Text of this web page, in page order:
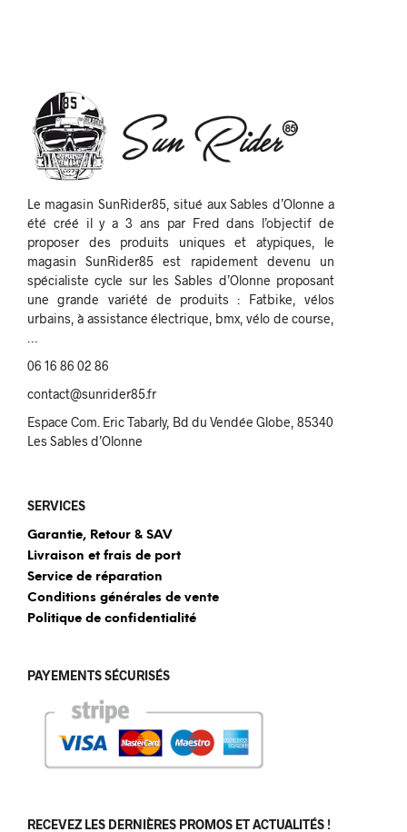
Le magasin SunRider85, situé aux Sables d’Olonne a
été créé il y a 3 ans par Fred dans l’objectif de
proposer des produits uniques et atypiques, le
magasin SunRider85 est rapidement devenu un
spécialiste cycle sur les Sables d’Olonne proposant
une grande variété de produits : Fatbike, vélos
urbains, à assistance électrique, bmx, vélo de course,
06 16 86 02 86
contact@sunrider85.fr
Espace Com. Eric Tabarly, Bd du Vendée Globe, 85340
Les Sables d’Olonne
SERVICES
Garantie, Retour & SAV
Livraison et frais de port
Service de réparation
Conditions générales de vente
Politique de confidentialité
PAYEMENTS SÉCURISÉS
RECEVEZ LES DERNIÈRES PROMOS ET ACTUALITÉS !